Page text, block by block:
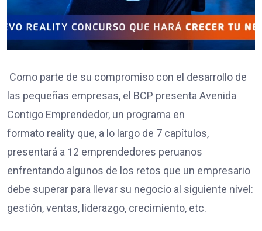
Como parte de su compromiso con el desarrollo de
las pequeñas empresas, el BCP presenta Avenida
Contigo Emprendedor, un programa en
formato reality que, a lo largo de 7 capítulos,
presentará a 12 emprendedores peruanos
enfrentando algunos de los retos que un empresario
debe superar para llevar su negocio al siguiente nivel:
gestión, ventas, liderazgo, crecimiento, etc.